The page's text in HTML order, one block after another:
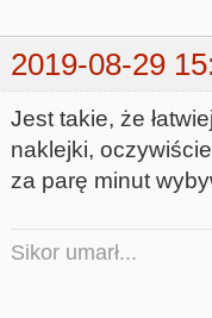
2019-08-29
Jest takie, że
naklejki,
za parę minut
Sikor umarł...